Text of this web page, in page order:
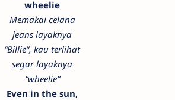
wheelie
Memakai celana
jeans layaknya
“Billie”, kau terlihat
segar layaknya
“wheelie”
Even in the sun,